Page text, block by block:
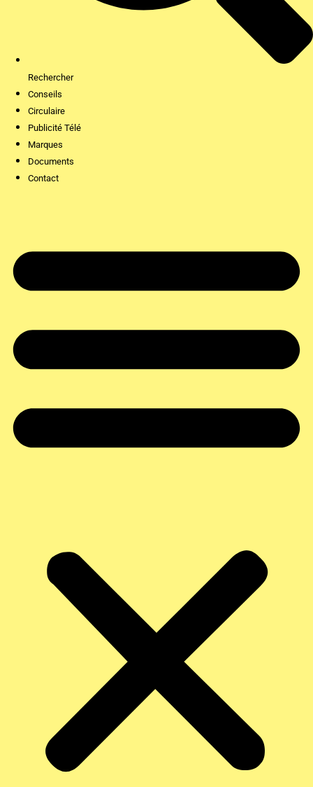
Rechercher
Conseils
Circulaire
Publicité Télé
Marques
Documents
Contact